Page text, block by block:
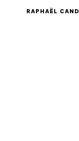
RAPHAËL CAND